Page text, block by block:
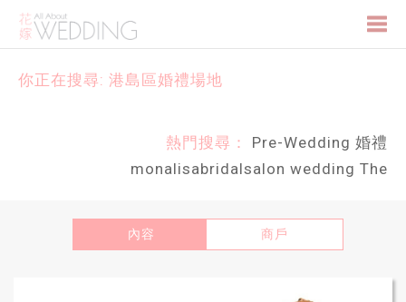
你正在搜尋: 港島區婚禮場地
熱門搜尋： Pre-Wedding 婚禮
monalisabridalsalon wedding The
內容 商戶